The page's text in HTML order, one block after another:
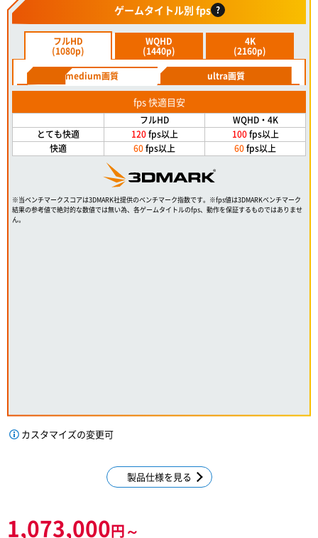
ゲームタイトル別 fps ?
フルHD
(1080p)
WQHD
(1440p)
4K
(2160p)
medium画質
ultra画質
fps 快適目安
フルHD
WQHD・4K
とても快適
120fps以上 100fps以上
快適
60fps以上 60fps以上
※当ベンチマークスコアは3DMARK社提供のベンチマーク指数です。※fps値は3DMARKベンチマーク
結果の参考値で絶対的な数値では無い為、各ゲームタイトルのfps、動作を保証するものではありませ
ん。
カスタマイズの変更可
製品仕様を見る
1,073,000円～